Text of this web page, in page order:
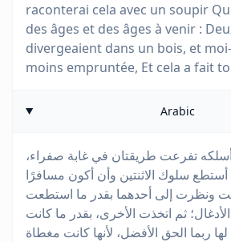
raconterai cela avec un soupir
des âges et des âges à venir :
divergeaient dans un bois, et
moins empruntée, Et cela a fait
Arabic
تفرعت طريقتان في غابة صفراء،
سلوك الاثنتين وأن أكون مسافرًا
ونظرت إلى أحدهما بقدر ما استطعت
ثم اتخذت الأخرى، بقدر ما كانت
ربما الحق الأفضل، لأنها كانت مغطاة